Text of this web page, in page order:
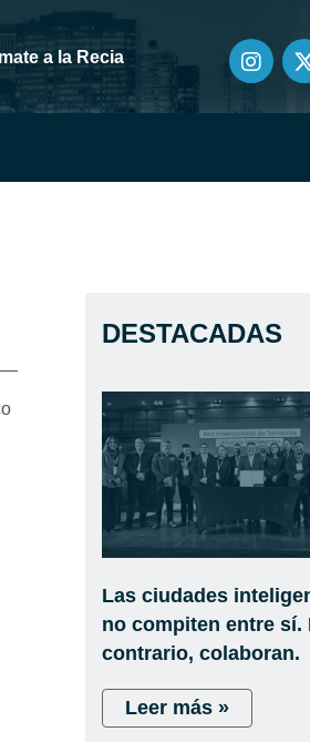
a la Recia
DESTACADAS
Las ciudades
no compiten entre sí.
contrario, colaboran.
Leer más »